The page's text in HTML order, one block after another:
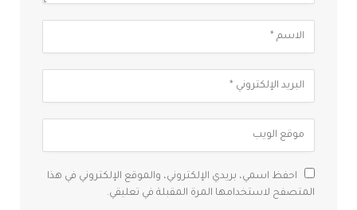
احفظ اسمي، بريدي الإلكتروني، والموقع الإلكتروني في هذا
المتصفح لاستخدامها المرة المقبلة في تعليقي.